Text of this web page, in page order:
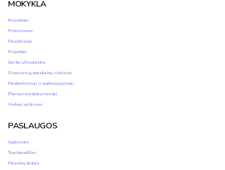
MOKYKLA
Nuostatai
Priėmimas
Pasiekimai
Projektai
Darbo užmokestis
Finansinių ataskaitų rinkiniai
Paskatinimai ir apdovanojimai
Planavimo dokumentai
Viešieji pirkimai
PASLAUGOS
Ugdymas
Tvarkaraščiai
Pamokų laikas